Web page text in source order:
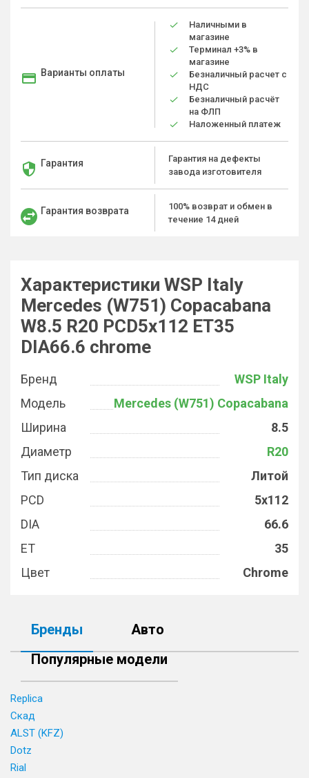
Варианты оплаты
Наличными в
магазине
Терминал +3% в
магазине
Безналичный расчет с
НДС
Безналичный расчёт
на ФЛП
Наложенный платеж
Гарантия
Гарантия на дефекты
завода изготовителя
Гарантия возврата
100% возврат и обмен в
течение 14 дней
Характеристики WSP Italy
Mercedes (W751) Copacabana
W8.5 R20 PCD5x112 ET35
DIA66.6 chrome
Бренд
WSP Italy
Модель
Mercedes (W751) Copacabana
Ширина
8.5
Диаметр
R20
Тип диска
Литой
PCD
5x112
DIA
66.6
ET
35
Цвет
Chrome
Бренды
Авто
Популярные модели
Replica
Скад
ALST (KFZ)
Dotz
Rial